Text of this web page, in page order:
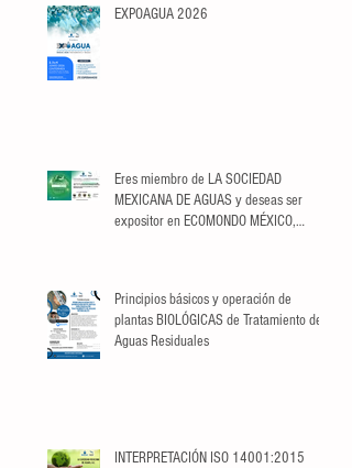
EXPOAGUA 2026
Eres miembro de LA SOCIEDAD
MEXICANA DE AGUAS y deseas ser
expositor en ECOMONDO MÉXICO,
Principios básicos y operación de
plantas BIOLÓGICAS de Tratamiento de
Aguas Residuales
INTERPRETACIÓN ISO 14001:2015